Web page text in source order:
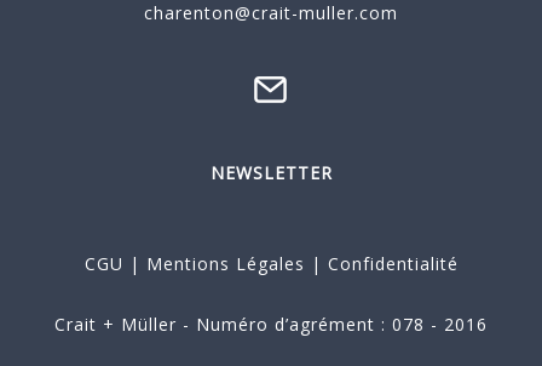
charenton@crait-muller.com
NEWSLETTER
CGU | Mentions Légales | Confidentialité
Crait + Müller - Numéro d’agrément : 078 - 2016